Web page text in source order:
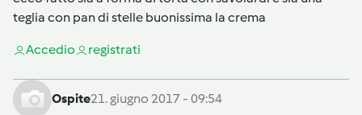
teglia con pan di stelle buonissima la crema
Accedio registrati
Ospite21. giugno 2017 - 09:54